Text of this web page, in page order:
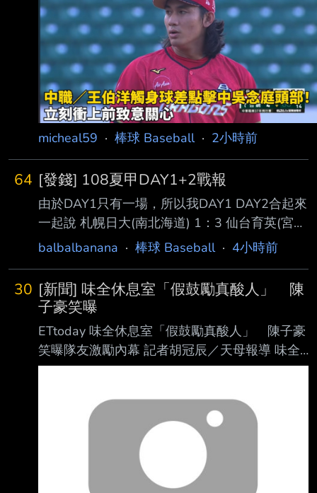
micheal59 · 棒球 Baseball· 2小時前
64 [發錢] 108夏甲DAY1+2戰報
由於DAY1只有一場，所以我DAY1 DAY2合起來
一起說 札幌日大(南北海道) 1：3 仙台育英(宮
城) 仙台育英整場大概只出七成力就拿下札幌日
生了九次BB，整體跟地方大會的狀態略有差
別，但能很明顯感覺到對面對手確實實力有所
差距，就在這樣的狀況下，札幌日大也是很難做
出適當攻勢，尤其是第八第九局各兩次的 BB，
札幌日大還是沒法得到任何分數，只能說輸的不
balbalbanana · 棒球 Baseball· 4小時前
30 [新聞] 味全休息室「假鼓勵真酸人」 陳
子豪笑曝
ETtoday 味全休息室「假鼓勵真酸人」 陳子豪
笑曝隊友激勵內幕 記者胡冠辰／天母報導 味全
重砲陳子豪近期逐漸找回長打火力，5日面對統
最末端炸裂；他在6日賽前受訪時表示，最近最
大的差別除了運氣比較好，更重 要的是重新掌
握與投手對決的節奏，讓原本經常落在界外的紮
實擊球，開始能夠留在場內 。 陳子豪昨役3打數
敲出1支安打，3局下轟出右外野陽春全壘打，替